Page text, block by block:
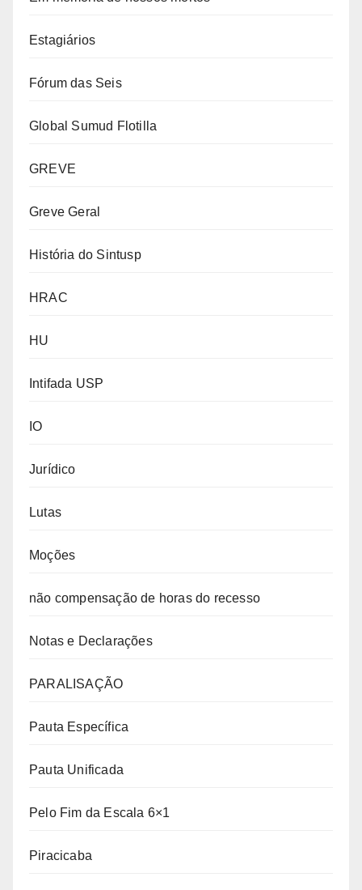
Estagiários
Fórum das Seis
Global Sumud Flotilla
GREVE
Greve Geral
História do Sintusp
HRAC
HU
Intifada USP
IO
Jurídico
Lutas
Moções
não compensação de horas do recesso
Notas e Declarações
PARALISAÇÃO
Pauta Específica
Pauta Unificada
Pelo Fim da Escala 6×1
Piracicaba